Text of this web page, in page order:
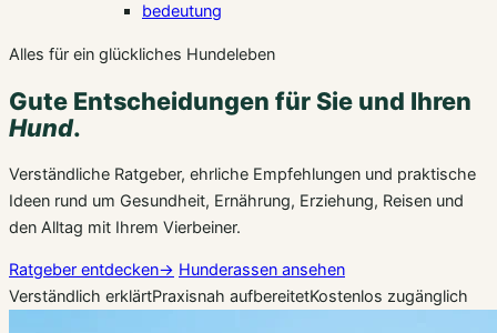
bedeutung
Alles für ein glückliches Hundeleben
Gute Entscheidungen für Sie und Ihren
Hund.
Verständliche Ratgeber, ehrliche Empfehlungen und praktische
Ideen rund um Gesundheit, Ernährung, Erziehung, Reisen und
den Alltag mit Ihrem Vierbeiner.
Ratgeber entdecken→ Hunderassen ansehen
Verständlich erklärtPraxisnah aufbereitetKostenlos zugänglich